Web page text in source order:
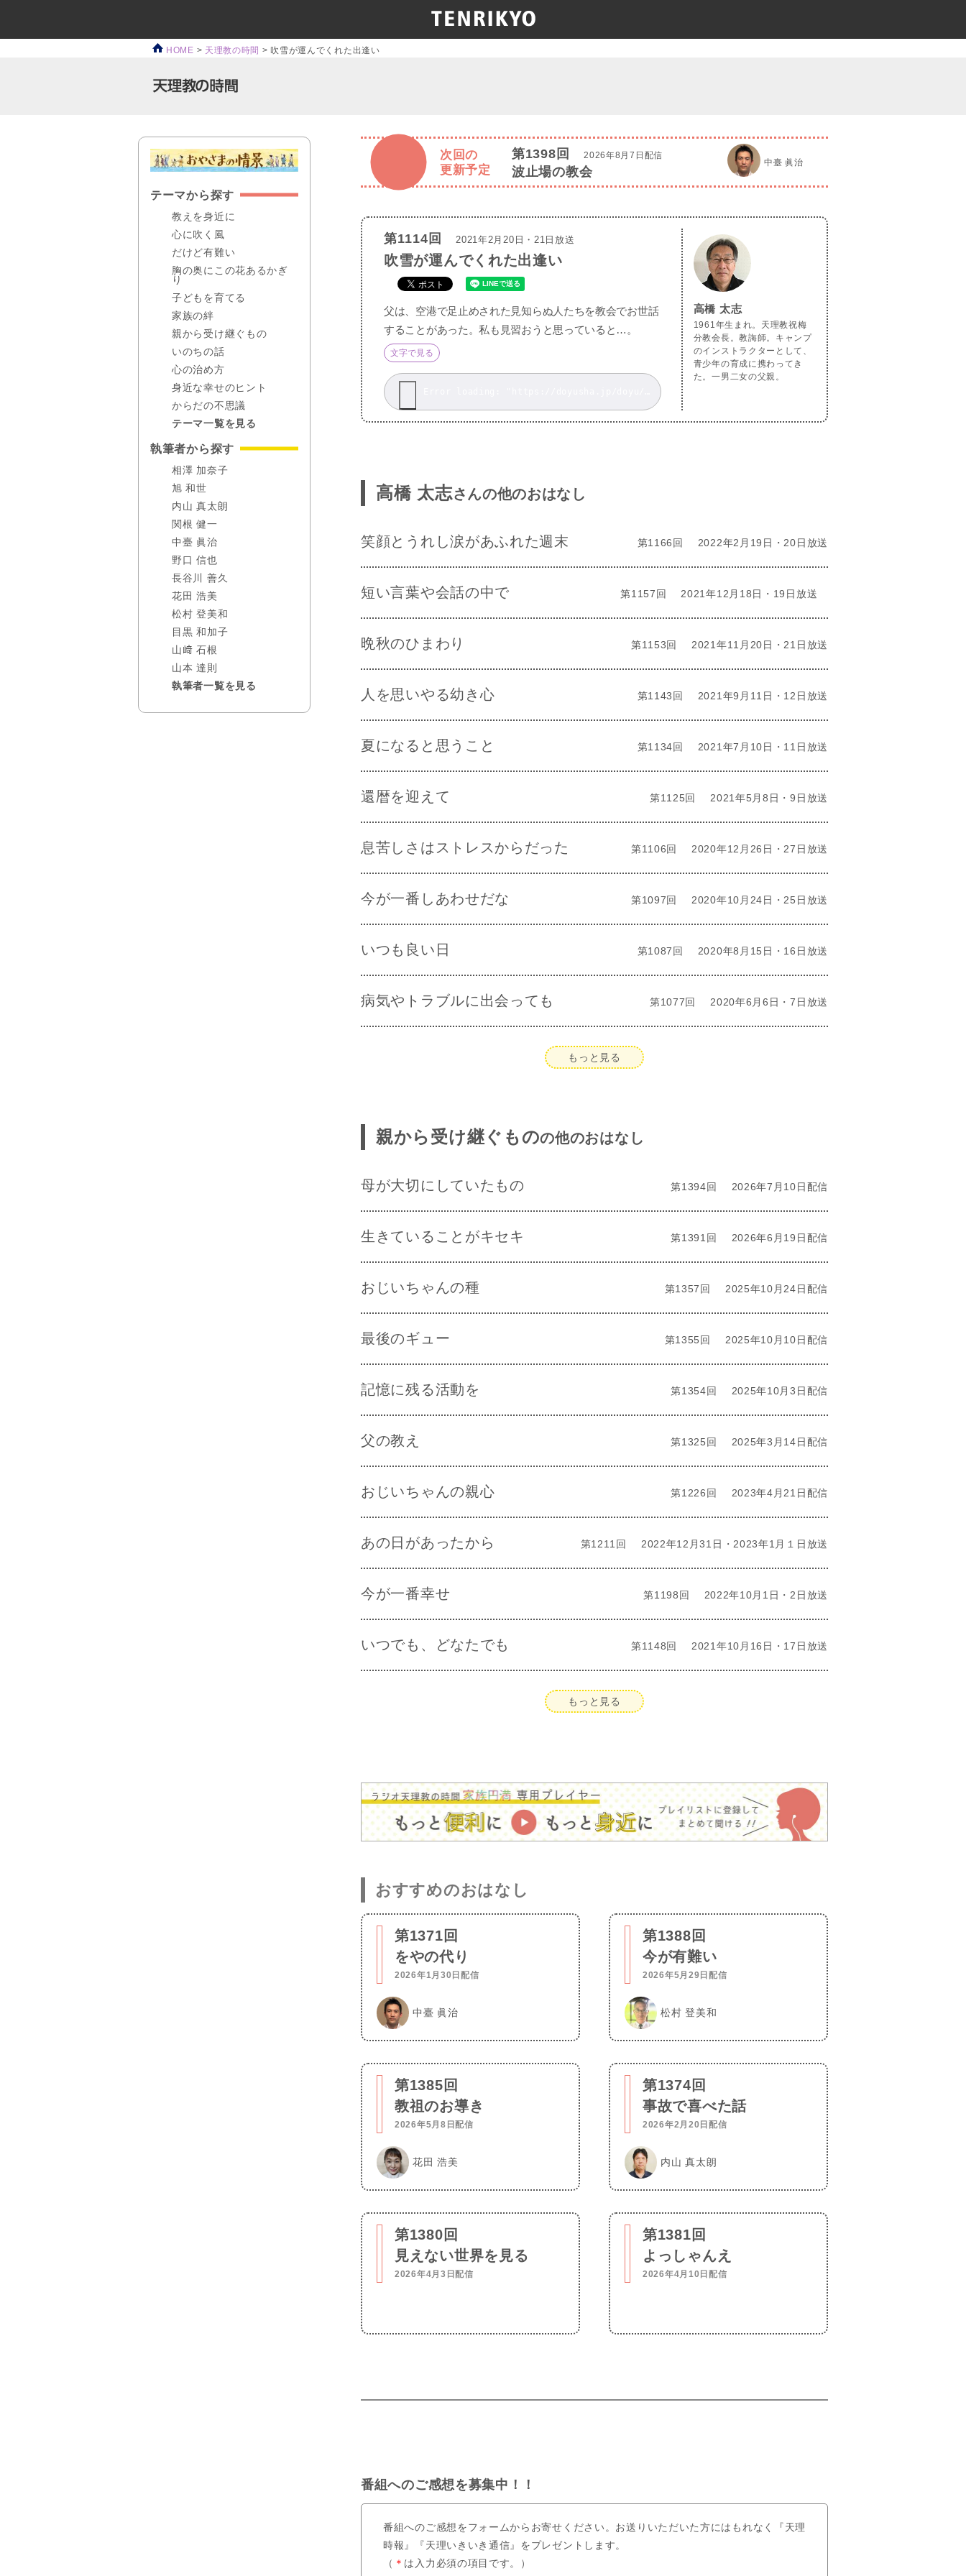
HOME > 天理教の時間 > 吹雪が運んでくれた出逢い
次回の
更新予定
第1398回 2026年8月7日配信
波止場の教会
中臺 眞治
第1114回 2021年2月20日・21日放送
吹雪が運んでくれた出逢い
父は、空港で足止めされた見知らぬ人たちを教会でお世話
することがあった。私も見習おうと思っていると…。
文字で見る
高橋 太志
1961年生まれ。天理教祝梅
分教会長。教誨師。キャンプ
のインストラクターとして、
青少年の育成に携わってき
た。一男二女の父親。
高橋 太志さんの他のおはなし
笑顔とうれし涙があふれた週末 第1166回 2022年2月19日・20日放送
短い言葉や会話の中で 第1157回 2021年12月18日・19日放送
晩秋のひまわり 第1153回 2021年11月20日・21日放送
人を思いやる幼き心 第1143回 2021年9月11日・12日放送
夏になると思うこと 第1134回 2021年7月10日・11日放送
還暦を迎えて 第1125回 2021年5月8日・9日放送
息苦しさはストレスからだった 第1106回 2020年12月26日・27日放送
今が一番しあわせだな 第1097回 2020年10月24日・25日放送
いつも良い日 第1087回 2020年8月15日・16日放送
病気やトラブルに出会っても 第1077回 2020年6月6日・7日放送
もっと見る
親から受け継ぐものの他のおはなし
母が大切にしていたもの 第1394回 2026年7月10日配信
生きていることがキセキ 第1391回 2026年6月19日配信
おじいちゃんの種 第1357回 2025年10月24日配信
最後のギュー 第1355回 2025年10月10日配信
記憶に残る活動を 第1354回 2025年10月3日配信
父の教え 第1325回 2025年3月14日配信
おじいちゃんの親心 第1226回 2023年4月21日配信
あの日があったから 第1211回 2022年12月31日・2023年1月１日放送
今が一番幸せ 第1198回 2022年10月1日・2日放送
いつでも、どなたでも 第1148回 2021年10月16日・17日放送
もっと見る
おすすめのおはなし
第1371回
をやの代り
2026年1月30日配信
中臺 眞治
第1388回
今が有難い
2026年5月29日配信
松村 登美和
第1385回
教祖のお導き
2026年5月8日配信
花田 浩美
第1374回
事故で喜べた話
2026年2月20日配信
内山 真太朗
第1380回
見えない世界を見る
2026年4月3日配信
第1381回
よっしゃんえ
2026年4月10日配信
番組へのご感想を募集中！！
番組へのご感想をフォームからお寄せください。お送りいただいた方にはもれなく『天理
時報』『天理いきいき通信』をプレゼントします。
（ ＊ は入力必須の項目です。）
テーマから探す
教えを身近に
心に吹く風
だけど有難い
胸の奥にこの花あるかぎ
り
子どもを育てる
家族の絆
親から受け継ぐもの
いのちの話
心の治め方
身近な幸せのヒント
からだの不思議
テーマ一覧を見る
執筆者から探す
相澤 加奈子
旭 和世
内山 真太朗
関根 健一
中臺 眞治
野口 信也
長谷川 善久
花田 浩美
松村 登美和
目黒 和加子
山﨑 石根
山本 達則
執筆者一覧を見る